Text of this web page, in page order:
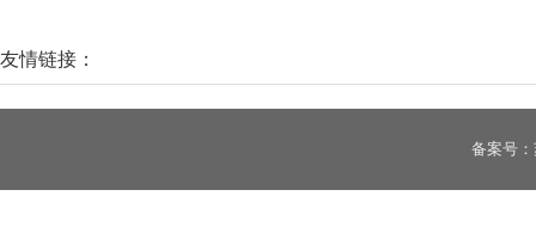
友情链接：
备案号：